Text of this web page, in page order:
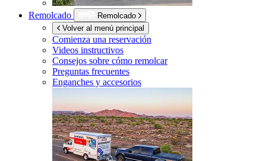
Remolcado
Remolcado
Volver al menú principal
Comienza una reservación
Videos instructivos
Consejos sobre cómo remolcar
Preguntas frecuentes
Enganches y accesorios